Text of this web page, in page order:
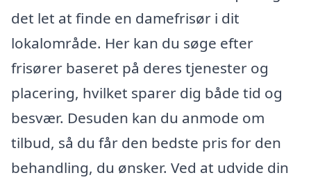
det let at finde en damefrisør i dit
lokalområde. Her kan du søge efter
frisører baseret på deres tjenester og
placering, hvilket sparer dig både tid og
besvær. Desuden kan du anmode om
tilbud, så du får den bedste pris for den
behandling, du ønsker. Ved at udvide din